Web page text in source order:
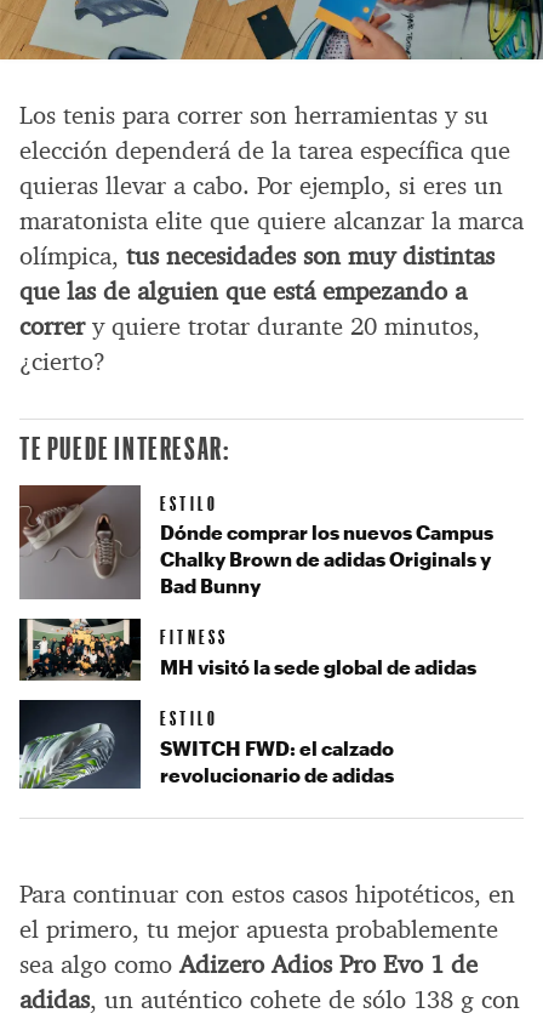
Los tenis para correr son herramientas y su
elección dependerá de la tarea específica que
quieras llevar a cabo. Por ejemplo, si eres un
maratonista elite que quiere alcanzar la marca
olímpica, tus necesidades son muy distintas
que las de alguien que está empezando a
correry quiere trotar durante 20 minutos,
¿cierto?
Para continuar con estos casos hipotéticos, en
el primero, tu mejor apuesta probablemente
sea algo comoAdizero Adios Pro Evo 1 de
adidas, un auténtico cohete de sólo 138 g con
TE PUEDE INTERESAR:
ESTILO
Dónde comprar los nuevos Campus
Chalky Brown de adidas Originals y
Bad Bunny
FITNESS
MH visitó la sede global de adidas
ESTILO
SWITCH FWD: el calzado
revolucionario de adidas